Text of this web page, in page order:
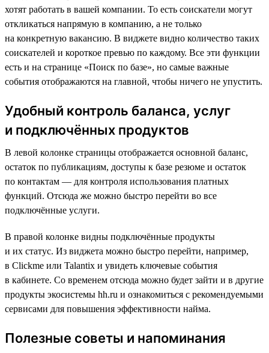
хотят работать в вашей компании. То есть соискатели могут
откликаться напрямую в компанию, а не только
на конкретную вакансию. В виджете видно количество таких
соискателей и короткое превью по каждому. Все эти функции
есть и на странице «Поиск по базе», но самые важные
события отображаются на главной, чтобы ничего не упустить.
Удобный контроль баланса, услуг
и подключённых продуктов
В левой колонке страницы отображается основной баланс,
остаток по публикациям, доступы к базе резюме и остаток
по контактам — для контроля использования платных
функций. Отсюда же можно быстро перейти во все
подключённые услуги.
В правой колонке видны подключённые продукты
и их статус. Из виджета можно быстро перейти, например,
в Clickme или Talantix и увидеть ключевые события
в кабинете. Со временем отсюда можно будет зайти и в другие
продукты экосистемы hh.ru и ознакомиться с рекомендуемыми
сервисами для повышения эффективности найма.
Полезные советы и напоминания